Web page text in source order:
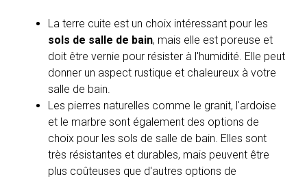
La terre cuite est un choix intéressant pour les
sols de salle de bain, mais elle est poreuse et
doit être vernie pour résister à l'humidité. Elle peut
donner un aspect rustique et chaleureux à votre
salle de bain.
Les pierres naturelles comme le granit, l'ardoise
et le marbre sont également des options de
choix pour les sols de salle de bain. Elles sont
très résistantes et durables, mais peuvent être
plus coûteuses que d'autres options de